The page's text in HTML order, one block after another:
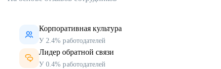
Корпоративная культура
У 2.4% работодателей
Лидер обратной связи
У 0.4% работодателей